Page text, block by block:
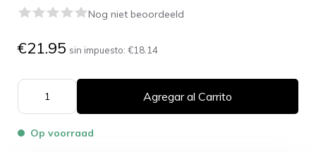
Nog niet beoordeeld
€21.95 sin impuesto: €18.14
Agregar al Carrito
Op voorraad